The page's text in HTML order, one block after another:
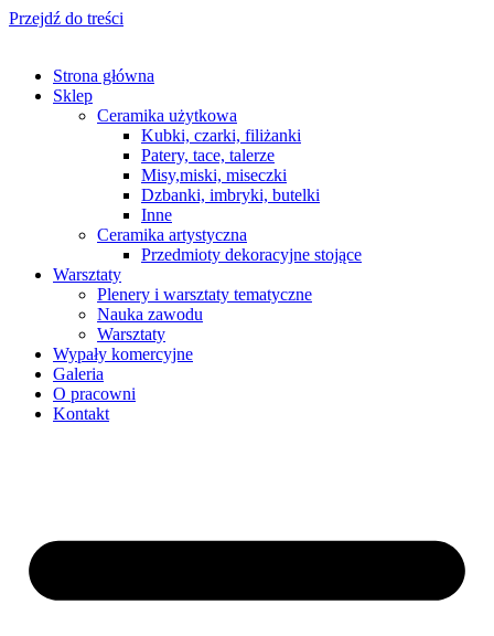
Przejdź do treści
Strona główna
Sklep
Ceramika użytkowa
Kubki, czarki, filiżanki
Patery, tace, talerze
Misy,miski, miseczki
Dzbanki, imbryki, butelki
Inne
Ceramika artystyczna
Przedmioty dekoracyjne stojące
Warsztaty
Plenery i warsztaty tematyczne
Nauka zawodu
Warsztaty
Wypały komercyjne
Galeria
O pracowni
Kontakt